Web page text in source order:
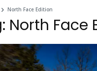
North Face Edition
North Face